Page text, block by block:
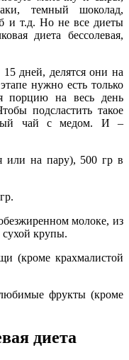
темный шоколад,
и т.д. Но не все диеты
диета бессолевая,
дней, делятся они на
нужно есть только
порцию на весь день
подсластить такое
чай с медом. И –
или на пару), 500 гр в
молоке, из
сухой крупы.
(кроме крахмалистой
фрукты (кроме
диета